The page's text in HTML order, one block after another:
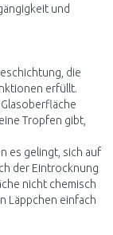
und
die
erfüllt.
Tropfen gibt,
es gelingt, sich auf
der Eintrocknung
nicht chemisch
Läppchen einfach